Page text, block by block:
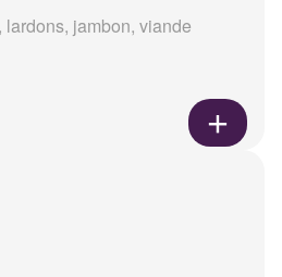
lardons, jambon, viande